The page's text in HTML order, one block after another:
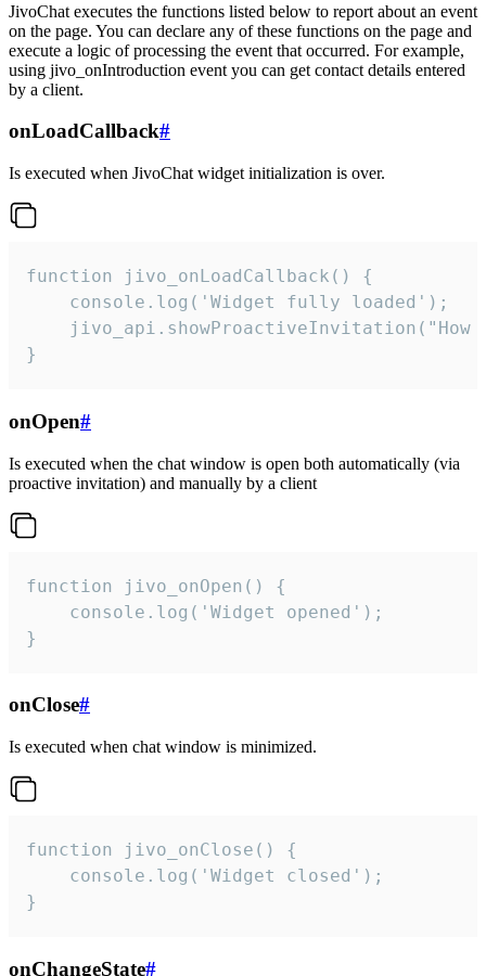
JivoChat executes the functions listed below to report about an event
on the page. You can declare any of these functions on the page and
execute a logic of processing the event that occurred. For example,
using jivo_onIntroduction event you can get contact details entered
by a client.
onLoadCallback#
Is executed when JivoChat widget initialization is over.
function jivo_onLoadCallback() {
    console.log('Widget fully loaded');
jivo_api.showProactiveInvitation("How
}
onOpen#
Is executed when the chat window is open both automatically (via
proactive invitation) and manually by a client
function jivo_onOpen() {
    console.log('Widget opened');
}
onClose#
Is executed when chat window is minimized.
function jivo_onClose() {
    console.log('Widget closed');
}
onChangeState#